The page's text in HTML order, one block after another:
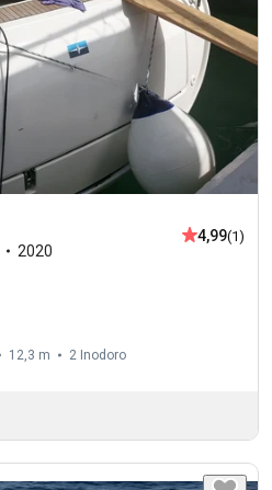
2020
4,99(1)
12,3 m 2 Inodoro